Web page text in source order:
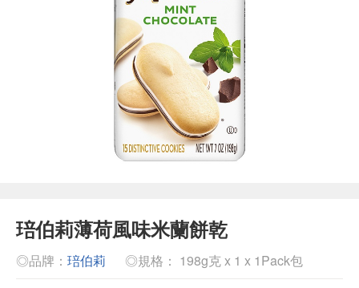
琣伯莉薄荷風味米蘭餅乾
◎品牌： 琣伯莉 ◎規格： 198g克 x 1 x 1Pack包